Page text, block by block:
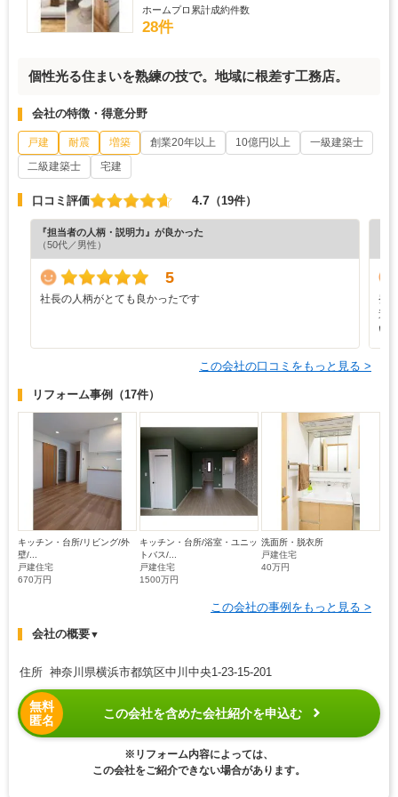
ホームプロ累計成約件数
28件
個性光る住まいを熟練の技で。地域に根差す工務店。
会社の特徴・得意分野
戸建 耐震 増築 創業20年以上 10億円以上
一級建築士
二級建築士
宅建
口コミ評価 4.7 （19件）
『担当者の人柄・説明力』が良かった
（50代／男性）
5
社長の人柄がとても良かったです
発
進
い
この会社の口コミをもっと見る >
リフォーム事例 （17件）
キッチン・台所/リビング/外
壁/...
戸建住宅
670万円
キッチン・台所/浴室・ユニッ
トバス/...
戸建住宅
1500万円
洗面所・脱衣所
戸建住宅
40万円
この会社の事例をもっと見る >
会社の概要▼
住所 神奈川県横浜市都筑区中川中央1-23-15-201
無料
匿名
この会社を含めた会社紹介を申込む
※リフォーム内容によっては、
この会社をご紹介できない場合があります。